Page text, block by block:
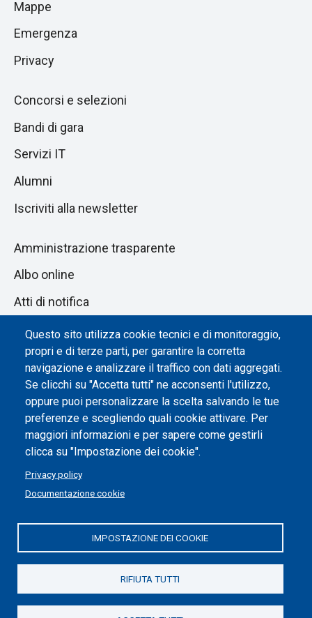
Questo sito utilizza cookie tecnici e di monitoraggio,
propri e di terze parti, per garantire la corretta
navigazione e analizzare il traffico con dati aggregati.
Se clicchi su "Accetta tutti" ne acconsenti l'utilizzo,
oppure puoi personalizzare la scelta salvando le tue
preferenze e scegliendo quali cookie attivare. Per
maggiori informazioni e per sapere come gestirli
clicca su "Impostazione dei cookie".
Privacy policy
Documentazione cookie
IMPOSTAZIONE DEI COOKIE
RIFIUTA TUTTI
sezione
pagina
Mappe
Emergenza
Privacy
Concorsi e selezioni
Bandi di gara
Servizi IT
Alumni
Iscriviti alla newsletter
Amministrazione trasparente
Albo online
Atti di notifica
Dichiarazione di accessibilità
Impostazione dei cookie
Politecnico di Torino | Corso Duca degli Abruzzi, 24 | 10129
Torino, ITALIA | P.IVA/C.F. 00518460019 | PEC